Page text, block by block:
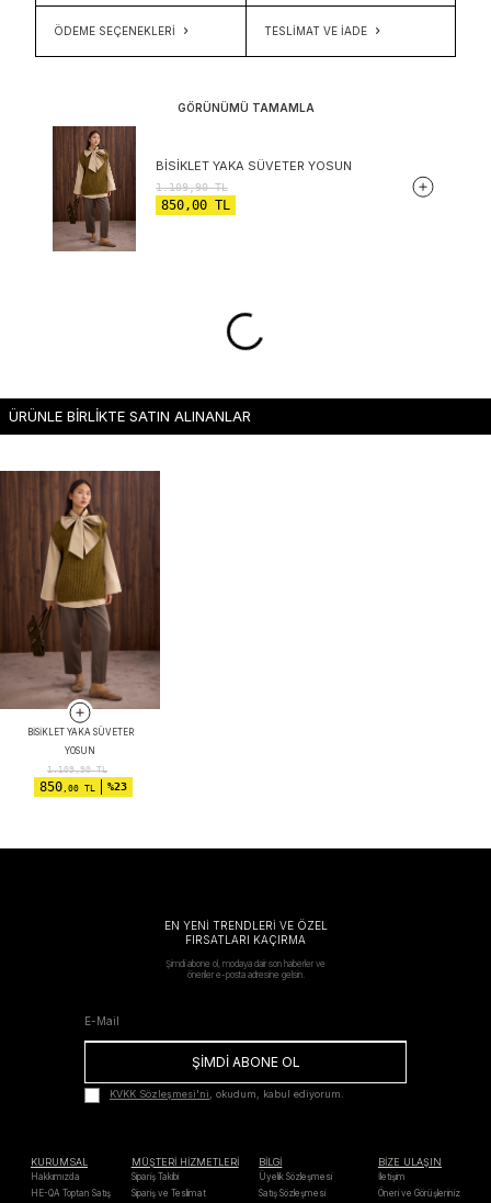
ÖDEME SEÇENEKLERI TESLIMAT VE İADE
GÖRÜNÜMÜ TAMAMLA
BISIKLET YAKA SÜVETER YOSUN
1.109,90TL
850,00 TL
ÜRÜNLE BİRLİKTE SATIN ALINANLAR
BISIKLET YAKA SÜVETER
YOSUN
1.109,90TL
850,00 TL %23
EN YENİ TRENDLERİ VE ÖZEL
FIRSATLARI KAÇIRMA
Şimdi abone ol, modaya dair son haberler ve
öneriler e-posta adresine gelsin.
ŞİMDİ ABONE OL
KVKK Sözleşmesi'ni, okudum, kabul ediyorum.
KURUMSAL
Hakkımızda
HE-QA Toptan Satış
MÜŞTERİ HİZMETLERİ
Sipariş Takibi
Sipariş ve Teslimat
BİLGİ
Üyelik Sözleşmesi
Satış Sözleşmesi
BİZE ULAŞIN
İletişim
Öneri ve Görüşleriniz